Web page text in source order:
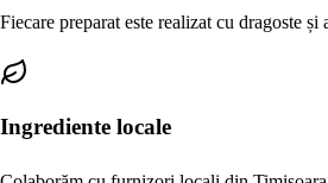
Fiecare preparat este realizat cu dragoste și
Ingrediente locale